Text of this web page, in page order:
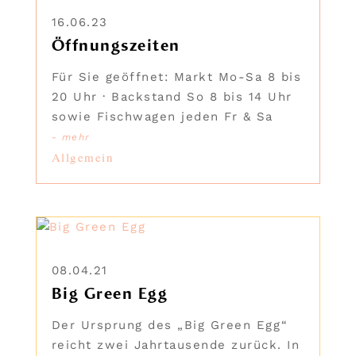
Öffnungszeiten
16.06.23
Für Sie geöffnet: Markt Mo-Sa 8 bis
20 Uhr · Backstand So 8 bis 14 Uhr
sowie Fischwagen jeden Fr & Sa
- mehr
Allgemein
Big Green Egg
08.04.21
Der Ursprung des „Big Green Egg“
reicht zwei Jahrtausende zurück. In